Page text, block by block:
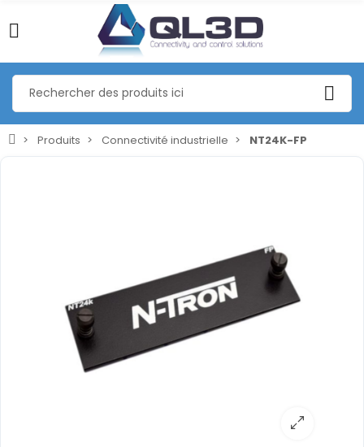
Produits Connectivité industrielle NT24K-FP